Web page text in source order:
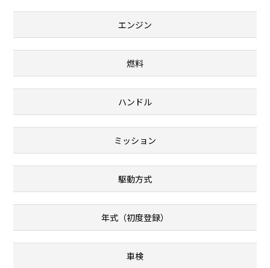
エンジン
燃料
ハンドル
ミッション
駆動方式
年式（初度登録）
車検